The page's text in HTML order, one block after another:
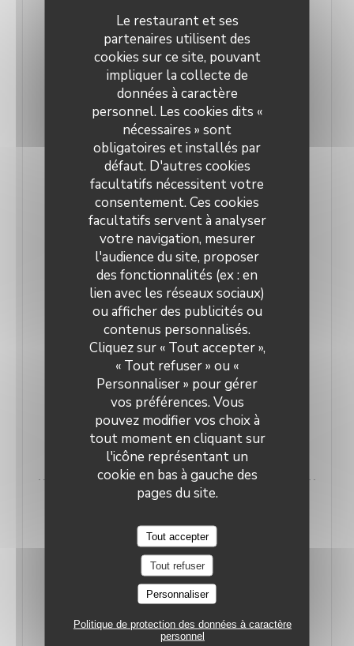
Le restaurant et ses
partenaires utilisent des
cookies sur ce site, pouvant
impliquer la collecte de
données à caractère
personnel. Les cookies dits «
nécessaires » sont
obligatoires et installés par
défaut. D'autres cookies
facultatifs nécessitent votre
consentement. Ces cookies
facultatifs servent à analyser
votre navigation, mesurer
l'audience du site, proposer
des fonctionnalités (ex : en
lien avec les réseaux sociaux)
ou afficher des publicités ou
contenus personnalisés.
Cliquez sur « Tout accepter »,
« Tout refuser » ou «
Personnaliser » pour gérer
vos préférences. Vous
pouvez modifier vos choix à
tout moment en cliquant sur
l'icône représentant un
cookie en bas à gauche des
pages du site.
Tout accepter
Tout refuser
Personnaliser
Politique de protection des données à caractère
personnel
d’une mezzanine. Pour accéder à l’étage, il ne faut
ni plus ni moins… qu'enlever ses chaussures. « Mais
vous n’êtes pas du tout obligé, nous rassure-t-on,
c’est davantage pour votre confort que pour
l’hygiène, étant donné qu’on s’asseoit par terre ».
Ambiance multiculturelle avec coussins, tapis et
tables basses en osier. Une invitation à la
méditation.
La salle du bas, allumée principalement à la bougie
(donc ultra tamisée), ses grandes tables et coins
plus intimes avec fauteuils ou canap’ moelleux,
nous fait vraiment oublier quelques heures qu’on
est dans le quartier bouillonnant de Goncourt.
Dans les petites assiettes à partager, que du food
vital. « On veut vraiment faire du bien au corps et à
l'esprit », nous confie une des maîtresses de
LIRE L'ARTICLE((OUVRE UNE NOUVELLE